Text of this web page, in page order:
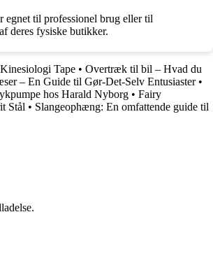
til professionel brug eller til
deres fysiske butikker.
Tape • Overtræk til bil – Hvad du
– En Guide til Gør-Det-Selv Entusiaster•
hos Harald Nyborg • Fairy
Stål • Slangeophæng: En omfattende guide til